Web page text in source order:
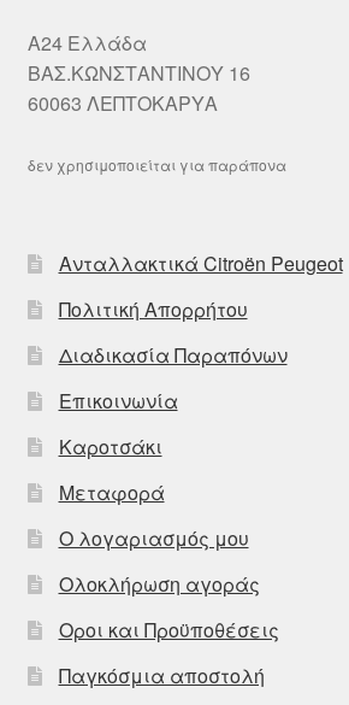
A24 Ελλάδα
ΒΑΣ.ΚΩΝΣΤΑΝΤΙΝΟΥ 16
60063 ΛΕΠΤΟΚΑΡΥΑ
δεν χρησιμοποιείται για παράπονα
Ανταλλακτικά Citroën Peugeot
Πολιτική Απορρήτου
Διαδικασία Παραπόνων
Επικοινωνία
Καροτσάκι
Μεταφορά
Ο λογαριασμός μου
Ολοκλήρωση αγοράς
Οροι και Προϋποθέσεις
Παγκόσμια αποστολή